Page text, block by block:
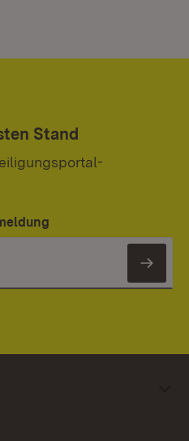
Stand